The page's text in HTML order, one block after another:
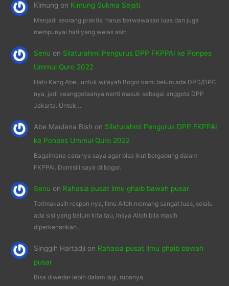
Kimung on Kimung Sukma Sejati
Menjadi seorang praktisi harus berwawasan luas dan juga
mempunyai hati yang welas asih
Senu on Silaturahmi Pengurus DPP FKPPAI ke Ponpes
Ummul Quro 2022
Halo Kang Abe.. untuk wilayah Bogor kami belum ada DPD/DPC
nya, jadi keanggotaanya nanti masuk sebagai anggota DPP
Jakarta. Untuk…
Abe Maulana Bish on Silaturahmi Pengurus DPP FKPPAI
ke Ponpes Ummul Quro 2022
Bagaimana caranya saya agar bisa ikut bergabung dalam
FKPPAI. Domisili saya di bogor.
Senu on Rahasia pusat ilmu ghaib bawah pusar
Terimakasih respon nya, Ilmu Alloh memang sangat luas, selalu
ada sisi yang belum kita tau, Insya Alloh bila masih
diperkenankan…
Singgih Hartadjion Rahasia pusat ilmu ghaib bawah
pusar
Bisa diwedar lebih dalam lagi, rupanya.